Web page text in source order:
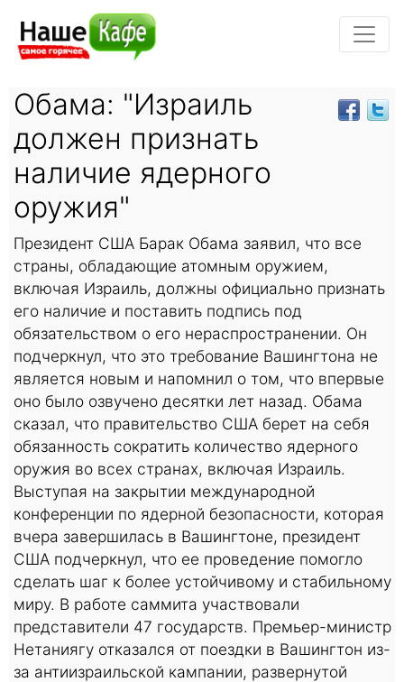
Обама: "Израиль
должен признать
наличие ядерного
оружия"
Президент США Барак Обама заявил, что все
страны, обладающие атомным оружием,
включая Израиль, должны официально признать
его наличие и поставить подпись под
обязательством о его нераспространении. Он
подчеркнул, что это требование Вашингтона не
является новым и напомнил о том, что впервые
оно было озвучено десятки лет назад. Обама
сказал, что правительство США берет на себя
обязанность сократить количество ядерного
оружия во всех странах, включая Израиль.
Выступая на закрытии международной
конференции по ядерной безопасности, которая
вчера завершилась в Вашингтоне, президент
США подчеркнул, что ее проведение помогло
сделать шаг к более устойчивому и стабильному
миру. В работе саммита участвовали
представители 47 государств. Премьер-министр
Нетаниягу отказался от поездки в Вашингтон из-
за антиизраильской кампании, развернутой